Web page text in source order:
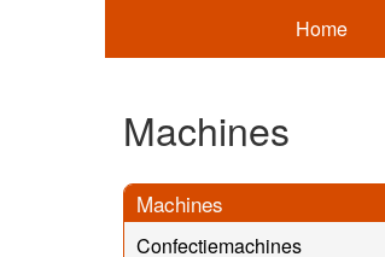
Home
Machines
Machines
Confectiemachines